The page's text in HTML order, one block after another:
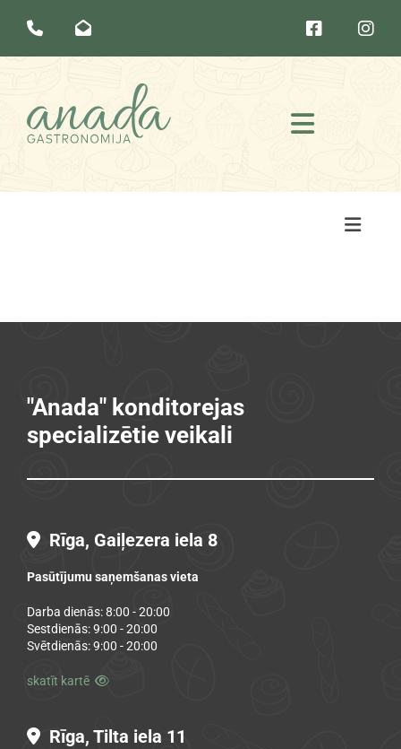
   
"Anada" konditorejas
specializētie veikali
 Rīga, Gaiļezera iela 8
Pasūtījumu saņemšanas vieta
Darba dienās: 8:00 - 20:00
Sestdienās: 9:00 - 20:00
Svētdienās: 9:00 - 20:00
skatīt kartē 
 Rīga, Tilta iela 11